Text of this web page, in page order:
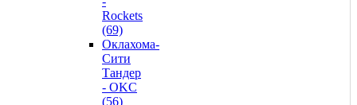
Rockets
(69)
Оклахома-
Сити
Тандер
- OKC
(56)